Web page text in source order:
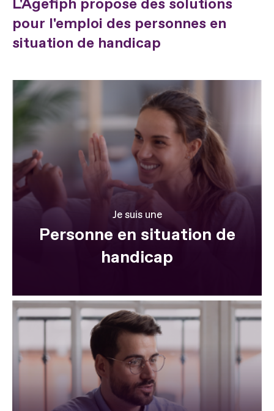
L'Agefiph propose des solutions
pour l'emploi des personnes en
situation de handicap
Je suis une
Personne en situation de
handicap